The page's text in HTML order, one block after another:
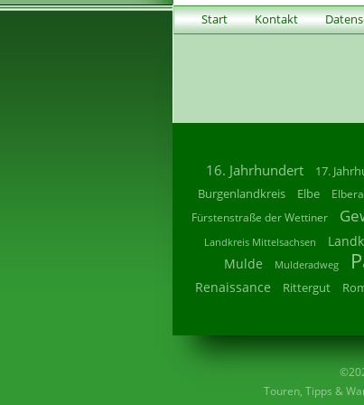
Start Kontakt
16. Jahrhundert 17.
Burgenlandkreis Elbe
Fürstenstraße der Wettiner
Landkreis Mittelsachsen
Mulde Mulderadweg
Renaissance Rittergut
Touren, Tipps &